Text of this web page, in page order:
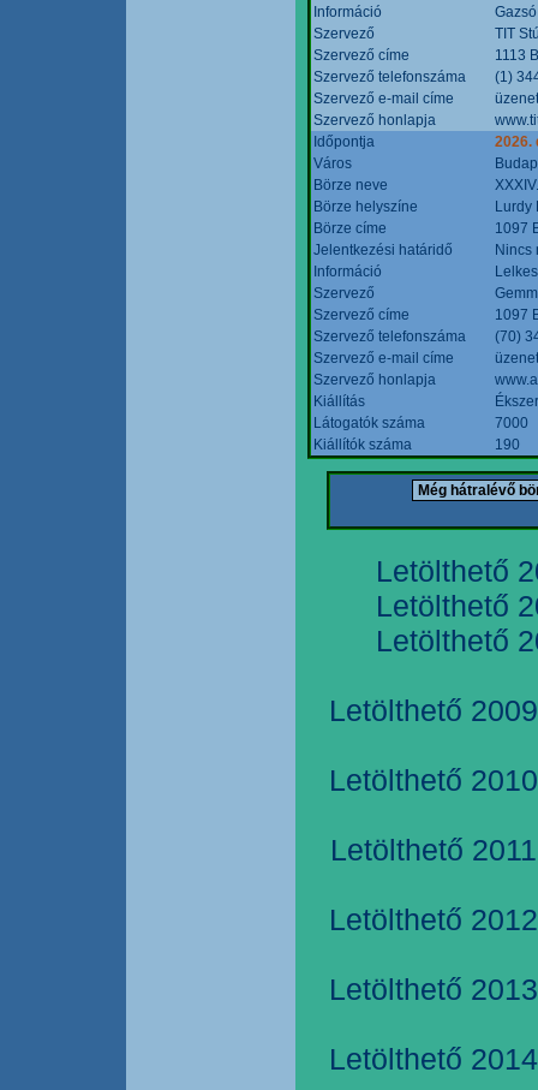
Információ
Szervező
TIT
Szervező címe
1113
Szervező telefonszáma
(1)
Szervező e-mail címe
Szervező honlapja
Időpontja
2026.
Város
Börze neve
Börze helyszíne
Lurdy
Börze címe
1097
Jelentkezési határidő
Nincs
Információ
Szervező
Szervező címe
1097
Szervező telefonszáma
(70)
Szervező e-mail címe
Szervező honlapja
Kiállítás
Látogatók száma
7000
Kiállítók száma
190
Letölthető
Letölthető
Letölthető
Letölthető
Letölthető
Letölthető
Letölthető
Letölthető
Letölthető